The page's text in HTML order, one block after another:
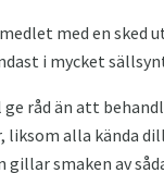
med en sked
i mycket
råd än att
liksom alla kända
smaken av